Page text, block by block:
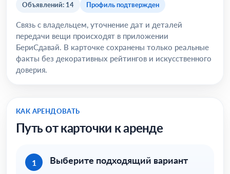
Объявлений: 14 Профиль подтвержден
Связь с владельцем, уточнение дат и деталей
передачи вещи происходят в приложении
БериСдавай. В карточке сохранены только реальные
факты без декоративных рейтингов и искусственного
доверия.
КАК АРЕНДОВАТЬ
Путь от карточки к аренде
1 Выберите подходящий вариант